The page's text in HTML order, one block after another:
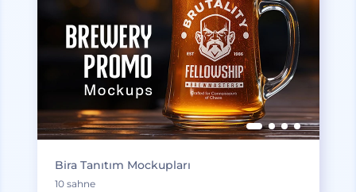
Bira Tanıtım Mockupları
10 sahne